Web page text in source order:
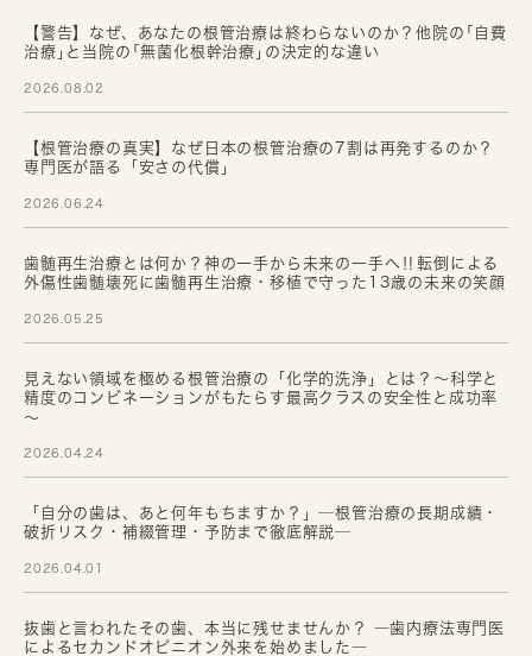
【警告】なぜ、あなたの根管治療は終わらないのか？他院の｢自費
治療｣と当院の｢無菌化根幹治療｣の決定的な違い
2026.08.02
【根管治療の真実】なぜ日本の根管治療の7割は再発するのか？
専門医が語る「安さの代償」
2026.06.24
歯髄再生治療とは何か？神の一手から未来の一手へ‼転倒による
外傷性歯髄壊死に歯髄再生治療・移植で守った13歳の未来の笑顔
2026.05.25
見えない領域を極める根管治療の「化学的洗浄」とは？～科学と
精度のコンビネーションがもたらす最高クラスの安全性と成功率
～
2026.04.24
「自分の歯は、あと何年もちますか？」─根管治療の長期成績・
破折リスク・補綴管理・予防まで徹底解説─
2026.04.01
抜歯と言われたその歯、本当に残せませんか？ ―歯内療法専門医
によるセカンドオピニオン外来を始めました―